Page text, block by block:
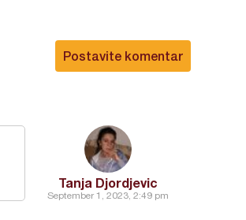
Postavite komentar
Tanja Djordjevic
September 1, 2023, 2:49 pm